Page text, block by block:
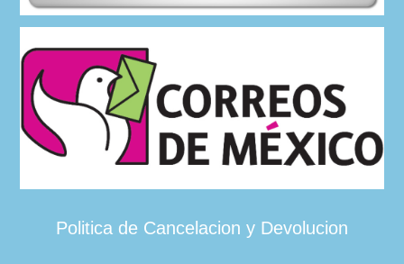
Politica de Cancelacion y Devolucion